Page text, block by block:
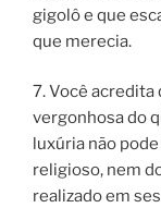
gigolô e que
que merecia.
7. Você acredita
vergonhosa do
luxúria não
religioso, nem
realizado em